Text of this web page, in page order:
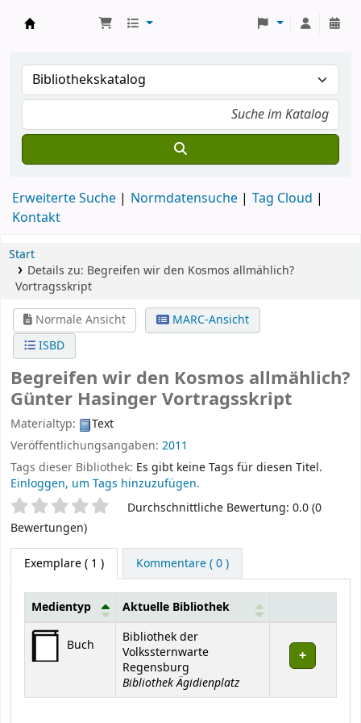
Erweiterte Suche Normdatensuche
Tag Cloud
Kontakt
Start
Details zu: Begreifen wir den Kosmos allmählich?
Vortragsskript
Normale Ansicht
MARC-Ansicht
ISBD
Begreifen wir den Kosmos allmählich?
Günter HasingerVortragsskript
Materialtyp:
Text
Veröffentlichungsangaben: 2011
Tags dieser Bibliothek: Es gibt keine Tags für diesen Titel.
Einloggen, um Tags hinzuzufügen.
SternchenbewertungDurchschnittliche Bewertung: 0.0 (0
Bewertungen)
Exemplare( 1 ) Kommentare ( 0 )
Exemplare
Medientyp Aktuelle Bibliothek
Buch
Bibliothek der
Volkssternwarte
Regensburg
Bibliothek Ägidienplatz